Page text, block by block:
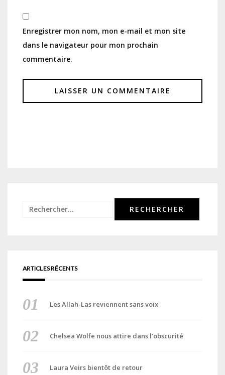
Enregistrer mon nom, mon e-mail et mon site
dans le navigateur pour mon prochain
commentaire.
Rechercher :
ARTICLES RÉCENTS
Les Allah-Las reviennent sans voix
Chelsea Wolfe nous attire dans l’obscurité
Laura Veirs bientôt de retour